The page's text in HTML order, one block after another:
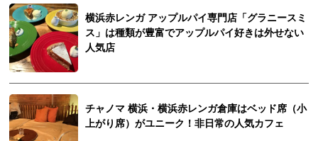
横浜赤レンガ アップルパイ専門店「グラニースミ
ス」は種類が豊富でアップルパイ好きは外せない
人気店
チャノマ 横浜・横浜赤レンガ倉庫はベッド席（小
上がり席）がユニーク！非日常の人気カフェ